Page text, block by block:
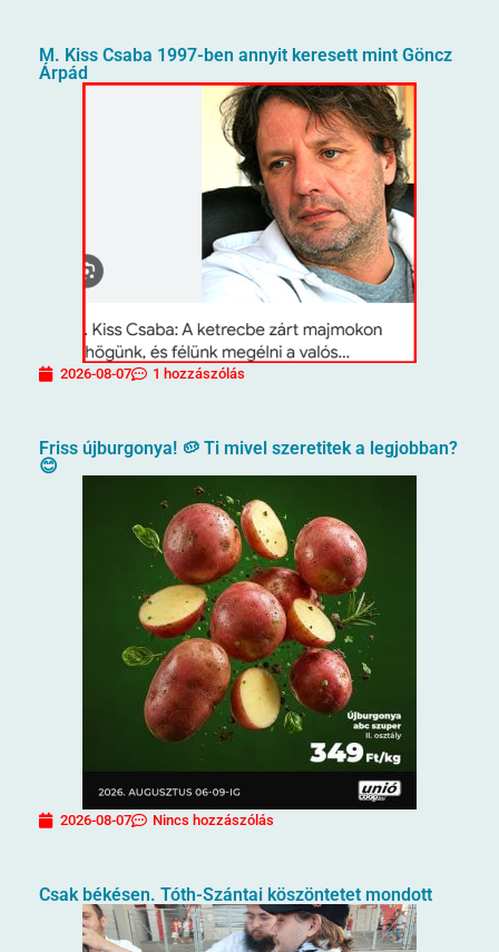
M. Kiss Csaba 1997-ben annyit keresett mint Göncz
Árpád
2026-08-07 1 hozzászólás
Friss újburgonya! 🥔 Ti mivel szeretitek a legjobban?
😊
2026-08-07 Nincs hozzászólás
Csak békésen. Tóth-Szántai köszöntetet mondott